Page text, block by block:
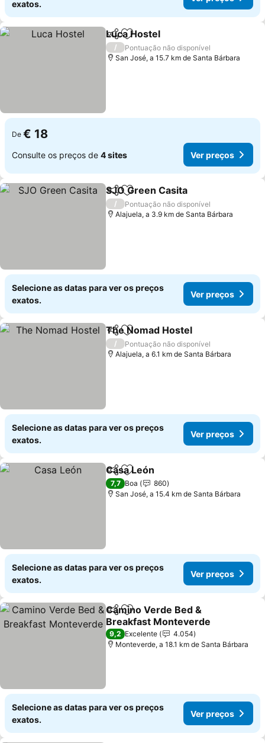
exatos.
PartilharAdicionar aos favoritos
Luca Hostel
/
Pontuação não disponível
San José, a 15.7 km de Santa Bárbara
De € 18
Consulte os preços de 4 sites Ver preços
PartilharAdicionar aos favoritos
SJO Green Casita
/
Pontuação não disponível
Alajuela, a 3.9 km de Santa Bárbara
Selecione as datas para ver os preços
exatos.
Ver preços
PartilharAdicionar aos favoritos
The Nomad Hostel
/
Pontuação não disponível
Alajuela, a 6.1 km de Santa Bárbara
Selecione as datas para ver os preços
exatos.
Ver preços
PartilharAdicionar aos favoritos
Casa León
7,7 Boa
860
San José, a 15.4 km de Santa Bárbara
Selecione as datas para ver os preços
exatos.
Ver preços
PartilharAdicionar aos favoritos
Camino Verde Bed &
Breakfast Monteverde
Ver preços
9,2 Excelente
4.054
Monteverde, a 18.1 km de Santa Bárbara
Selecione as datas para ver os preços
exatos.
Ver preços